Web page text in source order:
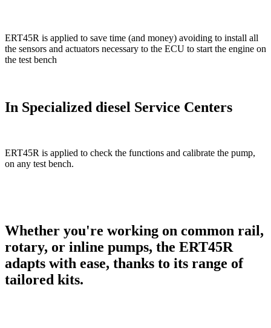
ERT45R is applied to save time (and money) avoiding to install all
the sensors and actuators necessary to the ECU to start the engine on
the test bench
In Specialized diesel Service Centers
ERT45R is applied to check the functions and calibrate the pump,
on any test bench.
Whether you're working on common rail,
rotary, or inline pumps, the ERT45R
adapts with ease, thanks to its range of
tailored kits.